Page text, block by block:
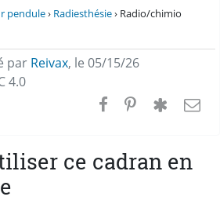
pendule› Radiesthésie› Radio/chimio
par Reivax, le 05/15/26
4.0
ce cadran en